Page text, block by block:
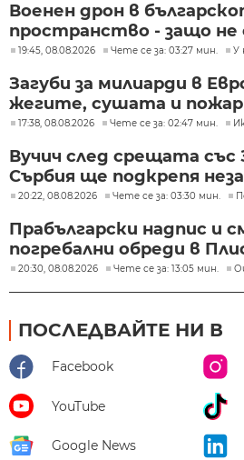
Военен дрон в
пространство - защо не
19:45, 08.08.2026 Чете се за: 03:27 мин. У
Загуби за милиарди в
жегите, сушата и
17:38, 08.08.2026 Чете се за: 02:47 мин.
Вучич след срещата със
Сърбия ще подкрепя
20:22, 08.08.2026 Чете се за: 03:30 мин.
Прабългарски надпис и
погребални обреди в
20:30, 08.08.2026 Чете се за: 13:05 мин.
ПОСЛЕДВАЙТЕ НИ В
Facebook
YouTube
Google News